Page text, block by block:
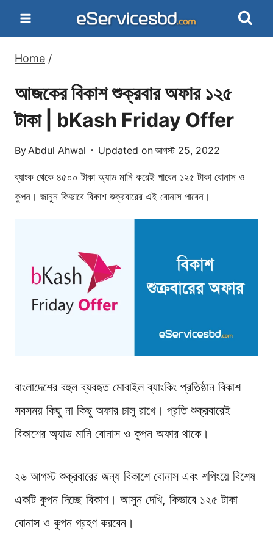
Skip
to
content
Home /
আজকের বিকাশ শুক্রবার অফার ১২৫
টাকা | bKash Friday Offer
ByAbdul Ahwal Updated onআগস্ট 25, 2022
ব্যাংক থেকে ৪৫০০ টাকা অ্যাড মানি করেই পাবেন ১২৫ টাকা বোনাস ও
কুপন। জানুন কিভাবে বিকাশ শুক্রবারের এই বোনাস পাবেন।
বাংলাদেশের বহুল ব্যবহৃত মোবাইল ব্যাংকিং প্রতিষ্ঠান বিকাশ
সবসময় কিছু না কিছু অফার চালু রাখে। প্রতি শুক্রবারেই
বিকাশের অ্যাড মানি বোনাস ও কুপন অফার থাকে।
২৬ আগস্ট শুক্রবারের জন্য বিকাশে বোনাস এবং শপিংয়ে বিশেষ
একটি কুপন দিচ্ছে বিকাশ। আসুন দেখি, কিভাবে ১২৫ টাকা
বোনাস ও কুপন গ্রহণ করবেন।